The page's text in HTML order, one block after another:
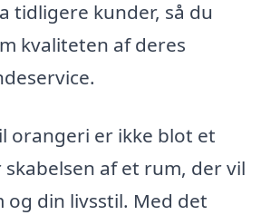
tidligere kunder, så du
kvaliteten af deres
orangeri er ikke blot et
af et rum, der vil
og din livsstil. Med det